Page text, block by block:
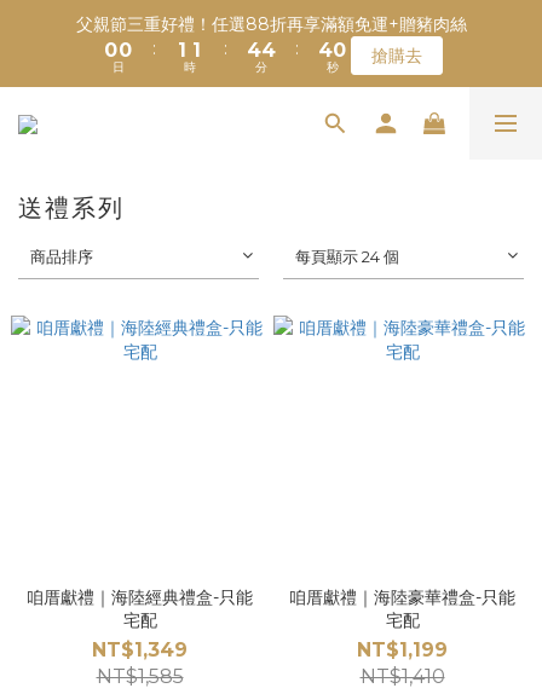
會員首購限定｜消費滿1000元現折100元
父親節三重好禮！任選88折再享滿額免運+贈豬肉絲
1
0
1
0
日
:
2
1
0
2
1
0
時
:
5
4
3
5
4
3
分
:
5
4
3
1
1
0
秒
搶購去
會員首購限定｜消費滿1000元現折100元
送禮系列
商品排序 每頁顯示 24 個
咱厝獻禮｜海陸經典禮盒-只能
宅配
NT$1,349
NT$1,585
咱厝獻禮｜海陸豪華禮盒-只能
宅配
NT$1,199
NT$1,410